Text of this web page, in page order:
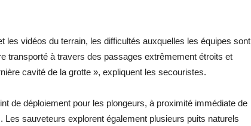
les vidéos du terrain, les difficultés auxquelles les équipes sont
transporté à travers des passages extrêmement étroits et
cavité de la grotte », expliquent les secouristes.
de déploiement pour les plongeurs, à proximité immédiate de
Les sauveteurs explorent également plusieurs puits naturels